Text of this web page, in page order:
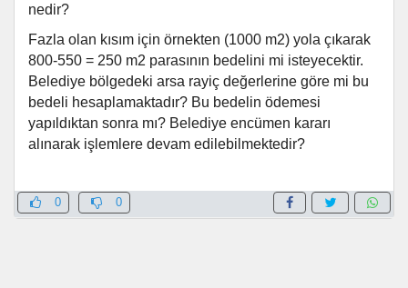
nedir?
Fazla olan kısım için örnekten (1000 m2) yola çıkarak
800-550 = 250 m2 parasının bedelini mi isteyecektir.
Belediye bölgedeki arsa rayiç değerlerine göre mi bu
bedeli hesaplamaktadır? Bu bedelin ödemesi
yapıldıktan sonra mı? Belediye encümen kararı
alınarak işlemlere devam edilebilmektedir?
0 0